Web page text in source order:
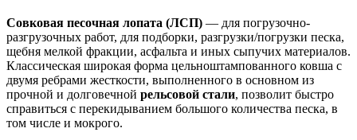
Совковая песочная лопата (ЛСП) — для погрузочно-
разгрузочных работ, для подборки, разгрузки/погрузки песка,
щебня мелкой фракции, асфальта и иных сыпучих материалов.
Классическая широкая форма цельноштампованного ковша с
двумя ребрами жесткости, выполненного в основном из
прочной и долговечной рельсовой стали, позволит быстро
справиться с перекидыванием большого количества песка, в
том числе и мокрого.